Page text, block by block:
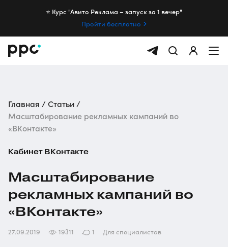
⭐️ Курс "Авито Реклама – запуск за 1 вечер"
Пройти бесплатно
Главная
Статьи
Масштабирование рекламных кампаний во
«ВКонтакте»
Кабинет ВКонтакте
Масштабирование
рекламных кампаний во
«ВКонтакте»
27.09.2019 19311 1 Для специалистов